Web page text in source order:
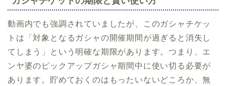
動画内でも強調されていましたが、このガシャチケッ
トは「対象となるガシャの開催期間が過ぎると消失し
てしまう」という明確な期限があります。つまり、エ
ンヤ婆のピックアップガシャ期間中に使い切る必要が
あります。貯めておくのはもったいないどころか、無